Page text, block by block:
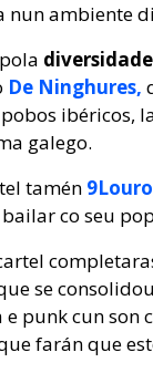
nun ambiente
De Ninghures,
ibéricos,
galego.
tamén
co seu
se
punk cun son
farán que